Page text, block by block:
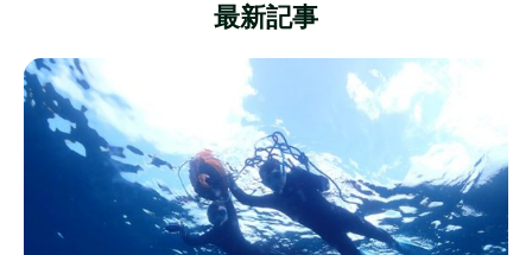
最新記事